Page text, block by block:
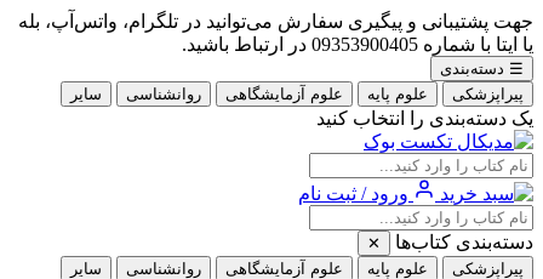
جهت پشتیبانی و پیگیری سفارش می‌توانید در تلگرام، واتس‌آپ، بله
یا ایتا با شماره 09353900405 در ارتباط باشید.
☰ دسته‌بندی
پیراپزشکی
علوم پایه علوم آزمایشگاهی روانشناسی سایر
یک دسته‌بندی را انتخاب کنید
ورود / ثبت نام
دسته‌بندی کتاب‌ها
✕
پیراپزشکی
علوم پایه علوم آزمایشگاهی روانشناسی سایر